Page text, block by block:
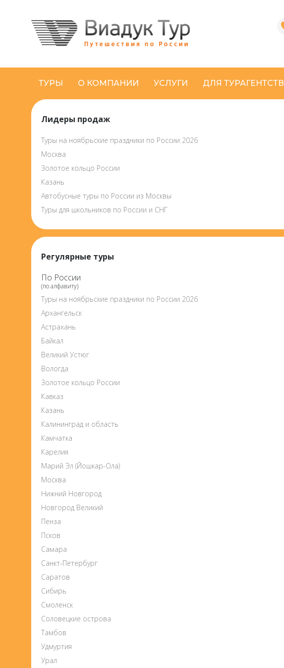
ТУРЫ О КОМПАНИИ УСЛУГИ ДЛЯ ТУРАГЕНТСТВ
Лидеры продаж
Туры на ноябрьские праздники по России 2026
Москва
Золотое кольцо России
Казань
Автобусные туры по России из Москвы
Туры для школьников по России и СНГ
Регулярные туры
По России
(по алфавиту)
Туры на ноябрьские праздники по России 2026
Архангельск
Астрахань
Байкал
Великий Устюг
Вологда
Золотое кольцо России
Кавказ
Казань
Калининград и область
Камчатка
Карелия
Марий Эл (Йошкар-Ола)
Москва
Нижний Новгород
Новгород Великий
Пенза
Псков
Самара
Санкт-Петербург
Саратов
Сибирь
Смоленск
Соловецкие острова
Тамбов
Удмуртия
Урал